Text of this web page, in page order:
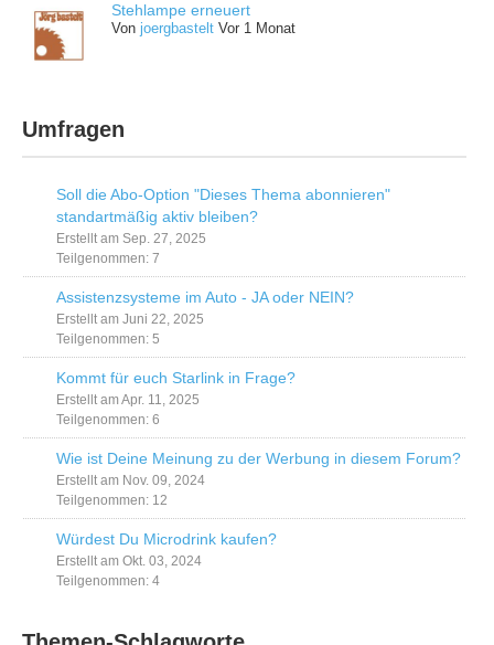
Stehlampe erneuert
Vonjoergbastelt Vor 1 Monat
Umfragen
Soll die Abo-Option "Dieses Thema abonnieren"
standartmäßig aktiv bleiben?
Erstellt am Sep. 27, 2025
Teilgenommen: 7
Assistenzsysteme im Auto - JA oder NEIN?
Erstellt am Juni 22, 2025
Teilgenommen: 5
Kommt für euch Starlink in Frage?
Erstellt am Apr. 11, 2025
Teilgenommen: 6
Wie ist Deine Meinung zu der Werbung in diesem Forum?
Erstellt am Nov. 09, 2024
Teilgenommen: 12
Würdest Du Microdrink kaufen?
Erstellt am Okt. 03, 2024
Teilgenommen: 4